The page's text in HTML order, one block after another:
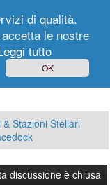
& Stazioni Stellari
discussione è chiusa
di qualità.
le nostre
tutto
OK